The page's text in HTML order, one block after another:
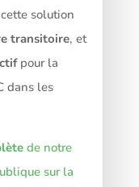
solution
transitoire, et
pour la
dans les
de notre
sur la